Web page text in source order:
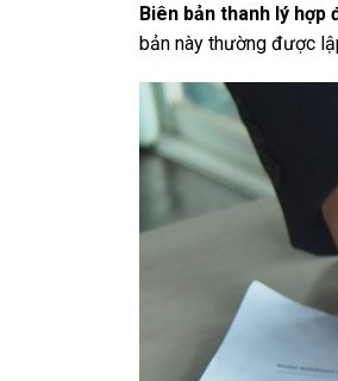
Biên bản thanh lý hợp
bản này thường được